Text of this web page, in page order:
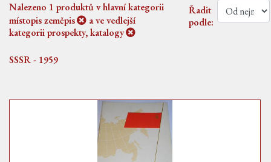
Nalezeno 1 produktů v hlavní kategorii
místopis zeměpis
a ve vedlejší
kategoriiprospekty, katalogy
Řadit
podle:
SSSR - 1959